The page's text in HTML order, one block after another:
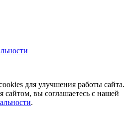
для улучшения работы сайта.
сайтом, вы соглашаетесь с нашей
.